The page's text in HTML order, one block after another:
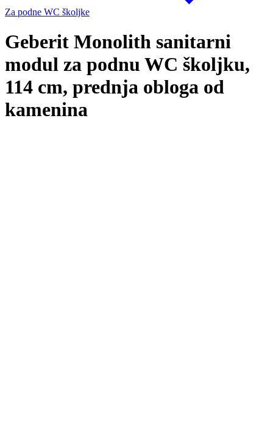
Za podne WC školjke
Geberit Monolith sanitarni
modul za podnu WC školjku,
114 cm, prednja obloga od
kamenina